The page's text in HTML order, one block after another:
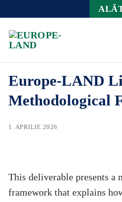
Inhalt
springen
Europe-LAND
Methodological
1. APRILIE 2026
This deliverable presents a
framework that explains